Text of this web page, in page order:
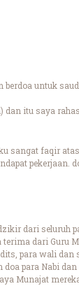
berdoa untuk
dan itu saya
sangat faqir
pekerjaan.
dari seluruh
dari Guru
para wali dan
para Nabi dan
Munajat